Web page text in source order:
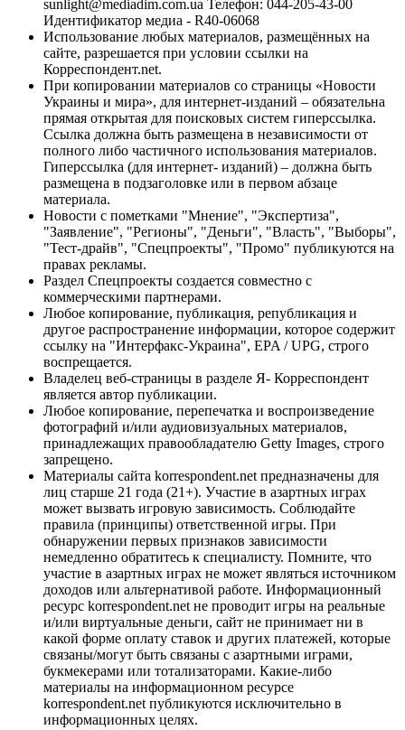
sunlight@mediadim.com.ua Телефон: 044-205-43-00
Идентификатор медиа - R40-06068
Использование любых материалов, размещённых на
сайте, разрешается при условии ссылки на
Корреспондент.net.
При копировании материалов со страницы «Новости
Украины и мира», для интернет-изданий – обязательна
прямая открытая для поисковых систем гиперссылка.
Ссылка должна быть размещена в независимости от
полного либо частичного использования материалов.
Гиперссылка (для интернет- изданий) – должна быть
размещена в подзаголовке или в первом абзаце
материала.
Новости с пометками "Мнение", "Экспертиза",
"Заявление", "Регионы", "Деньги", "Власть", "Выборы",
"Тест-драйв", "Спецпроекты", "Промо" публикуются на
правах рекламы.
Раздел Спецпроекты создается совместно с
коммерческими партнерами.
Любое копирование, публикация, републикация и
другое распространение информации, которое содержит
ссылку на "Интерфакс-Украина", EPA / UPG, строго
воспрещается.
Владелец веб-страницы в разделе Я- Корреспондент
является автор публикации.
Любое копирование, перепечатка и воспроизведение
фотографий и/или аудиовизуальных материалов,
принадлежащих правообладателю Getty Images, строго
запрещено.
Материалы сайта korrespondent.net предназначены для
лиц старше 21 года (21+). Участие в азартных играх
может вызвать игровую зависимость. Соблюдайте
правила (принципы) ответственной игры. При
обнаружении первых признаков зависимости
немедленно обратитесь к специалисту. Помните, что
участие в азартных играх не может являться источником
доходов или альтернативой работе. Информационный
ресурс korrespondent.net не проводит игры на реальные
и/или виртуальные деньги, сайт не принимает ни в
какой форме оплату ставок и других платежей, которые
связаны/могут быть связаны с азартными играми,
букмекерами или тотализаторами. Какие-либо
материалы на информационном ресурсе
korrespondent.net публикуются исключительно в
информационных целях.